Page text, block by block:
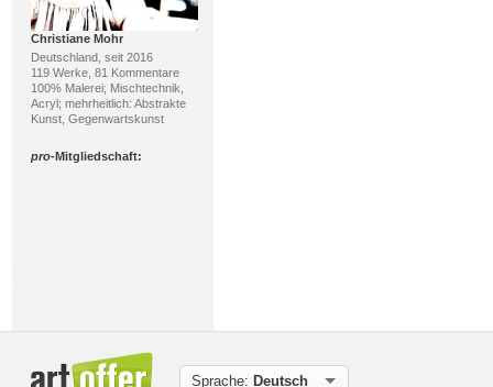
Christiane Mohr
Deutschland, seit 2016
119 Werke, 81 Kommentare
100% Malerei; Mischtechnik,
Acryl; mehrheitlich: Abstrakte
Kunst, Gegenwartskunst
pro-Mitgliedschaft:
Deutschland, seit 2008
183 Werke, 119 Kommentare
Sprache: Deutsch